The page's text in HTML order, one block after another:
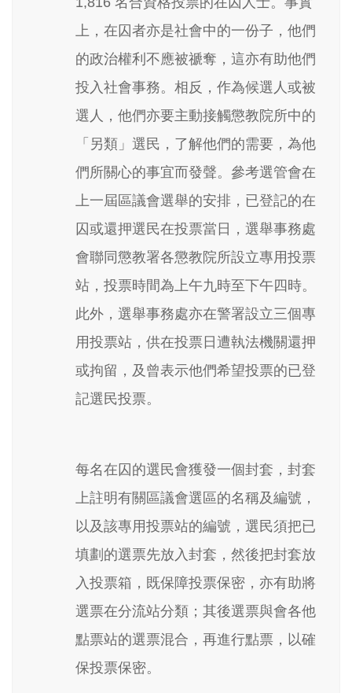
上，在囚者亦是社會中的一份子，他們
的政治權利不應被禠奪，這亦有助他們
投入社會事務。相反，作為候選人或被
選人，他們亦要主動接觸懲教院所中的
「另類」選民，了解他們的需要，為他
們所關心的事宜而發聲。參考選管會在
上一屆區議會選舉的安排，已登記的在
囚或還押選民在投票當日，選舉事務處
會聯同懲教署各懲教院所設立專用投票
站，投票時間為上午九時至下午四時。
此外，選舉事務處亦在警署設立三個專
用投票站，供在投票日遭執法機關還押
或拘留，及曾表示他們希望投票的已登
記選民投票。
每名在囚的選民會獲發一個封套，封套
上註明有關區議會選區的名稱及編號，
以及該專用投票站的編號，選民須把已
填劃的選票先放入封套，然後把封套放
入投票箱，既保障投票保密，亦有助將
選票在分流站分類；其後選票與會各他
點票站的選票混合，再進行點票，以確
保投票保密。